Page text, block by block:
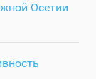
Осетии